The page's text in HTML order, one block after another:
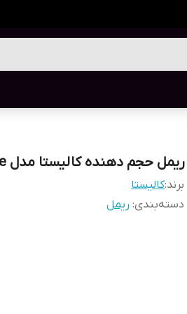
ریمل حجم دهنده کالیستا مدل Extend Volume
برند:کالیستا
دسته‌بندی: ریمل